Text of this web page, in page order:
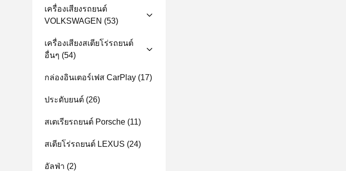
เครื่องเสียงรถยนต์
VOLKSWAGEN (53)
เครื่องเสียงสเตียโร่รถยนต์
อื่นๆ (54)
กล่องอินเตอร์เฟส CarPlay (17)
ประดับยนต์ (26)
สเตเรียรถยนต์ Porsche (11)
สเตียโร่รถยนต์ LEXUS (24)
อัลฟ่า (2)